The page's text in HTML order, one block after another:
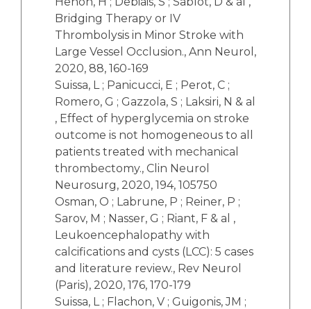
Bridging Therapy or IV
Thrombolysis in Minor Stroke with
Large Vessel Occlusion., Ann Neurol,
2020, 88, 160-169
Suissa, L ; Panicucci, E ; Perot, C ;
Romero, G ; Gazzola, S ; Laksiri, N & al
, Effect of hyperglycemia on stroke
outcome is not homogeneous to all
patients treated with mechanical
thrombectomy., Clin Neurol
Neurosurg, 2020, 194, 105750
Osman, O ; Labrune, P ; Reiner, P ;
Sarov, M ; Nasser, G ; Riant, F & al ,
Leukoencephalopathy with
calcifications and cysts (LCC): 5 cases
and literature review., Rev Neurol
(Paris), 2020, 176, 170-179
Suissa, L ; Flachon, V ; Guigonis, JM ;